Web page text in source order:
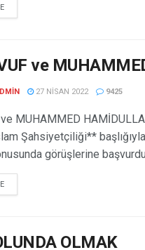
ve
27 NISAN 2022 9425
ve MUHAMMED
Şahsiyetçiliği**
görüşlerine
OLMAK